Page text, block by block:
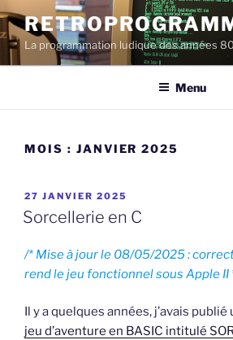
Aller
au
contenu
principal
La programmation ludique des années
Menu
MOIS : JANVIER 2025
PUBLIÉ
LE
27 JANVIER 2025
Sorcellerie en C
/* Mise à jour le 08/05/2025 :
rend le jeu fonctionnel sous Apple II
Il y a quelques années, j’avais
jeu d’aventure en BASIC intitulé